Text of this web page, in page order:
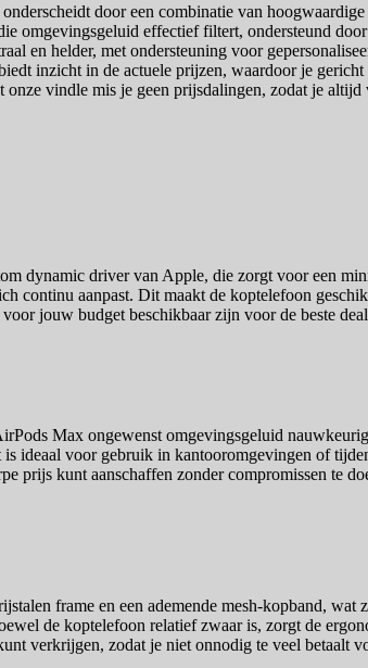
door een combinatie van
omgevingsgeluid effectief filtert, ondersteund
en helder, met ondersteuning voor
inzicht in de actuele prijzen, waardoor je
vindle mis je geen prijsdalingen, zodat je
dynamic driver van Apple, die zorgt voor een
continu aanpast. Dit maakt de koptelefoon
jouw budget beschikbaar zijn voor de beste
Max ongewenst omgevingsgeluid
ideaal voor gebruik in kantooromgevingen of
prijs kunt aanschaffen zonder compromissen te
frame en een ademende mesh-kopband,
de koptelefoon relatief zwaar is, zorgt de
verkrijgen, zodat je niet onnodig te veel betaalt